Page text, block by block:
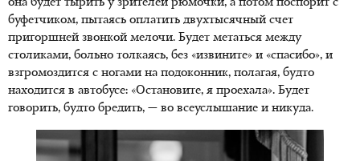
она будет тырить у зрителей рюмочки, а потом поспорит с
буфетчиком, пытаясь оплатить двухтысячный счет
пригоршней звонкой мелочи. Будет метаться между
столиками, больно толкаясь, без «извините» и «спасибо», и
взгромоздится с ногами на подоконник, полагая, будто
находится в автобусе: «Остановите, я проехала». Будет
говорить, будто бредить, — во всеуслышание и никуда.